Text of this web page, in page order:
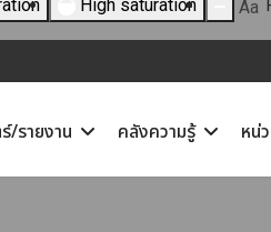
High saturation Aa
/รายงาน คลังความรู้ หน่